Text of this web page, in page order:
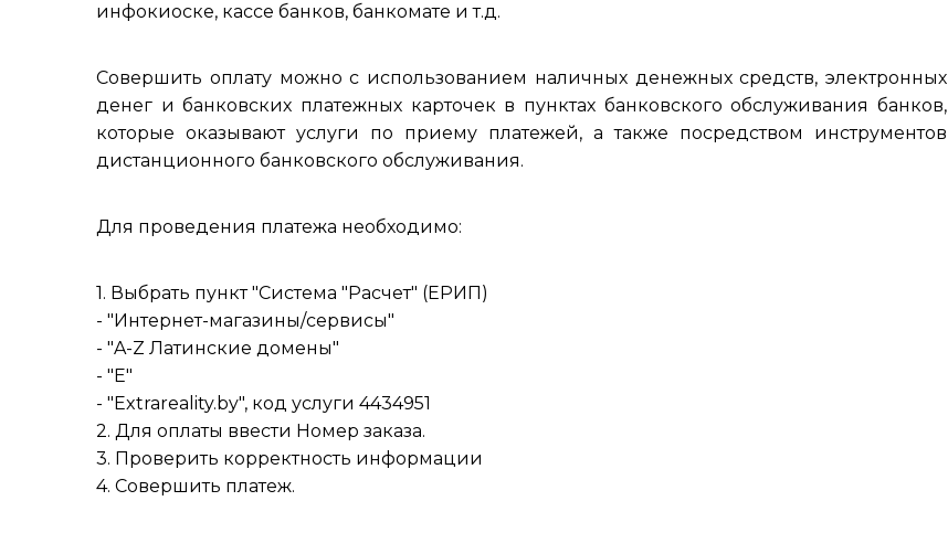
инфокиоске, кассе банков, банкомате и т.д.
Совершить оплату можно с использованием наличных денежных средств, электронных
денег и банковских платежных карточек в пунктах банковского обслуживания банков,
которые оказывают услуги по приему платежей, а также посредством инструментов
дистанционного банковского обслуживания.
Для проведения платежа необходимо:
1. Выбрать пункт "Система "Расчет" (ЕРИП)
- "Интернет-магазины/сервисы"
- "A-Z Латинские домены"
- "E"
- "Extrareality.by", код услуги 4434951
2. Для оплаты ввести Номер заказа.
3. Проверить корректность информации
4. Совершить платеж.